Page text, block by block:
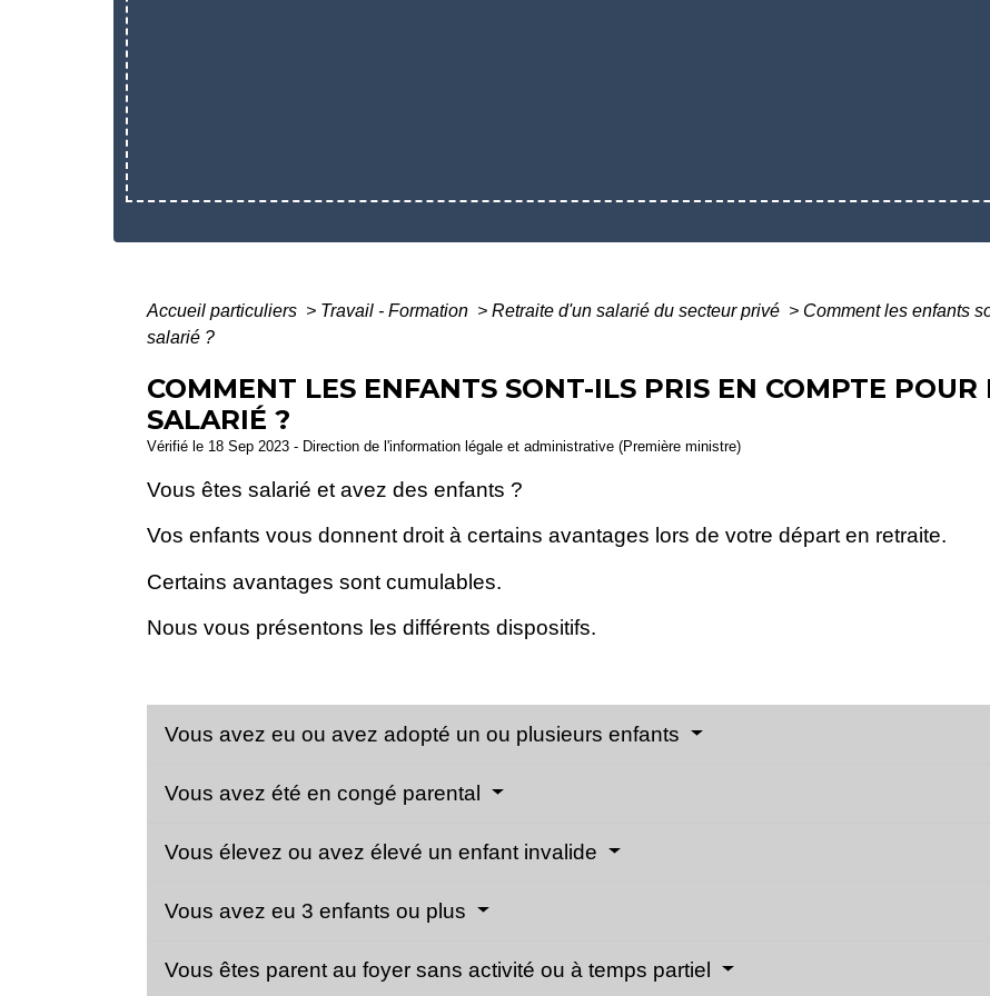
Accueil particuliers > Travail - Formation > Retraite d'un salarié du secteur privé > Comment les enfants
salarié ?
COMMENT LES ENFANTS SONT-ILS PRIS EN COMPTE
SALARIÉ ?
Vérifié le 18 Sep 2023 - Direction de l'information légale et administrative (Première ministre)
Vous êtes salarié et avez des enfants ?
Vos enfants vous donnent droit à certains avantages lors de votre départ en retraite.
Certains avantages sont cumulables.
Nous vous présentons les différents dispositifs.
Vous avez eu ou avez adopté un ou plusieurs enfants
Vous avez été en congé parental
Vous élevez ou avez élevé un enfant invalide
Vous avez eu 3 enfants ou plus
Vous êtes parent au foyer sans activité ou à temps partiel